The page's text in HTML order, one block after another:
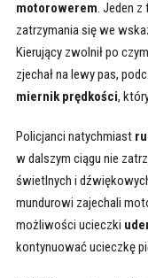
motorowerem. Jeden z
zatrzymania się we
Kierujący zwolnił po
zjechał na lewy pas,
miernik prędkości,
Policjanci natychmiast
w dalszym ciągu nie
świetlnych i
mundurowi zajechali
możliwości ucieczki
kontynuować ucieczkę